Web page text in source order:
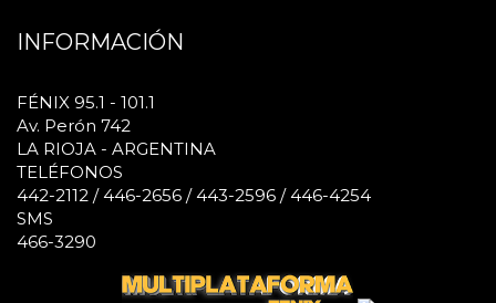
INFORMACIÓN
FÉNIX 95.1 - 101.1
Av. Perón 742
LA RIOJA - ARGENTINA
TELÉFONOS
442-2112 / 446-2656 / 443-2596 / 446-4254
SMS
466-3290